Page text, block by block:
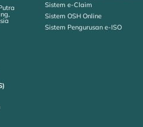
Sistem e-Claim
Sistem OSH Online
Sistem Pengurusan e-ISO